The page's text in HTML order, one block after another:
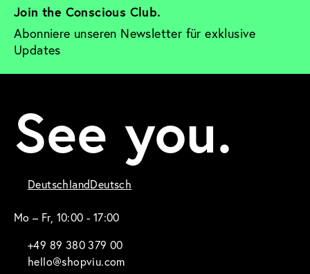
Join the Conscious Club.
Abonniere unseren Newsletter für exklusive
Updates
See you.
DeutschlandDeutsch
Mo – Fr, 10:00 - 17:00
+49 89 380 379 00
hello@shopviu.com